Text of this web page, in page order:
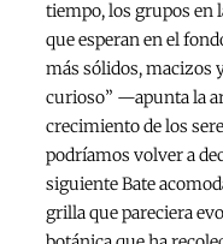
tiempo, los grupos en
que esperan en el
más sólidos, macizos
curioso” —apunta la
crecimiento de los
podríamos volver a
siguiente Bate
grilla que pareciera